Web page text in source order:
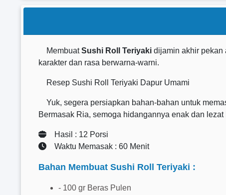
MembuatSushi Roll Teriyaki dijamin akhir pekan
karakter dan rasa berwarna-warni.
Resep Sushi Roll Teriyaki Dapur Umami
Yuk, segera persiapkan bahan-bahan untuk
Bermasak Ria, semoga hidangannya enak dan lezat
Hasil : 12 Porsi
Waktu Memasak : 60 Menit
Bahan Membuat Sushi Roll Teriyaki :
- 100 gr Beras Pulen